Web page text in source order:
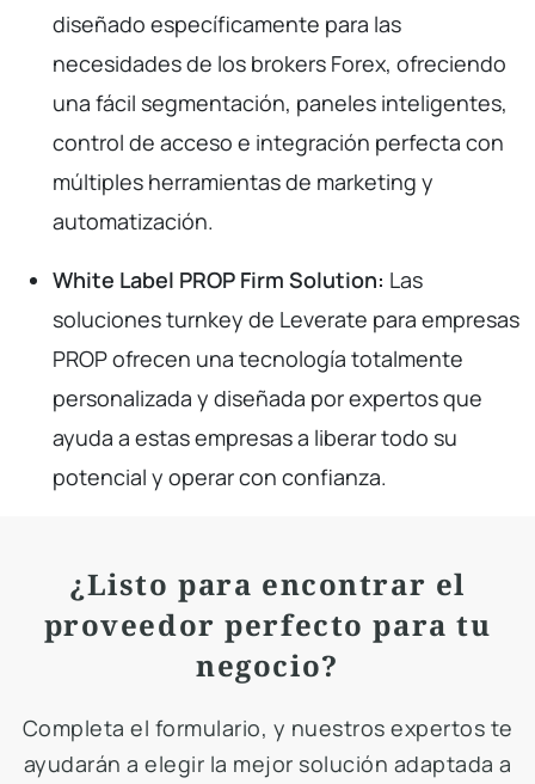
diseñado específicamente para las
necesidades de los brokers Forex, ofreciendo
una fácil segmentación, paneles inteligentes,
control de acceso e integración perfecta con
múltiples herramientas de marketing y
automatización.
White Label PROP Firm Solution: Las
soluciones turnkey de Leverate para empresas
PROP ofrecen una tecnología totalmente
personalizada y diseñada por expertos que
ayuda a estas empresas a liberar todo su
potencial y operar con confianza.
¿Listo para encontrar el
proveedor perfecto para tu
negocio?
Completa el formulario, y nuestros expertos te
ayudarán a elegir la mejor solución adaptada a